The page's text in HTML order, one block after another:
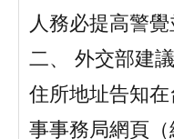
人務必提高警覺
二、 外交部建
住所地址告知
事事務局網頁（